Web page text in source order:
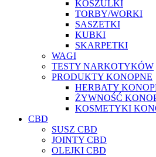
KOSZULKI
TORBY/WORKI
SASZETKI
KUBKI
SKARPETKI
WAGI
TESTY NARKOTYKÓW
PRODUKTY KONOPNE
HERBATY
ŻYWNOŚĆ
KOSMETYKI
CBD
SUSZ CBD
JOINTY CBD
OLEJKI CBD